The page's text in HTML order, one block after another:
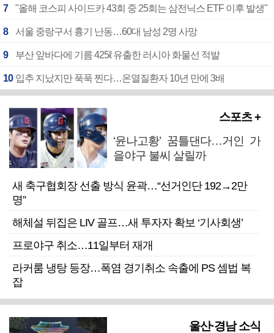
7 "올해 코스피 사이드카 43회 중 25회는 삼전닉스 ETF 이후 발생"
8 서울 중랑구서 흉기 난동…60대 남성 2명 사망
9 부산 앞바다에 기름 425ℓ 유출한 러시아 화물선 적발
10 입추 지났지만 푹푹 찐다…온열질환자 10년 만에 3배
스포츠 +
‘윤나고황’ 꿈틀댄다…거인 가
을야구 불씨 살릴까
새 축구협회장 선출 방식 윤곽…“선거인단 192→2만
명”
해체설 뒤집은 LIV 골프…새 투자자 확보 ‘기사회생’
프로야구 취소…11일부터 재개
라커룸 냉탕 등장…폭염 경기취소 속출에 PS 셈법 복
잡
울산·경남 소식